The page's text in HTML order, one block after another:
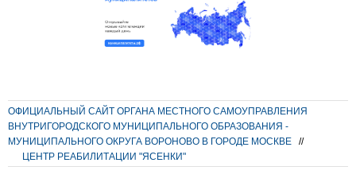
ОФИЦИАЛЬНЫЙ САЙТ ОРГАНА МЕСТНОГО САМОУПРАВЛЕНИЯ
ВНУТРИГОРОДСКОГО МУНИЦИПАЛЬНОГО ОБРАЗОВАНИЯ -
МУНИЦИПАЛЬНОГО ОКРУГА ВОРОНОВО В ГОРОДЕ МОСКВЕ
//
ЦЕНТР РЕАБИЛИТАЦИИ "ЯСЕНКИ"